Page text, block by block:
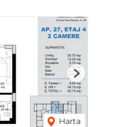
Harta
Next